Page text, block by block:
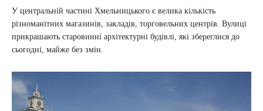
У центральній частині Хмельницького є велика кількість
різноманітних магазинів, закладів, торговельних центрів. Вулиці
прикрашають старовинні архітектурні будівлі, які збереглися до
сьогодні, майже без змін.